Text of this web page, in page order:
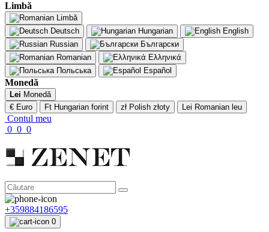
Limbă
Limbă
Deutsch
Hungarian
English
Russian
Български
Romanian
Ελληνικά
Польська
Español
Monedă
Lei Monedă
€ Euro
Ft Hungarian forint zł Polish złoty Lei Romanian leu
Contul meu
0 0 0
+359884186595
0